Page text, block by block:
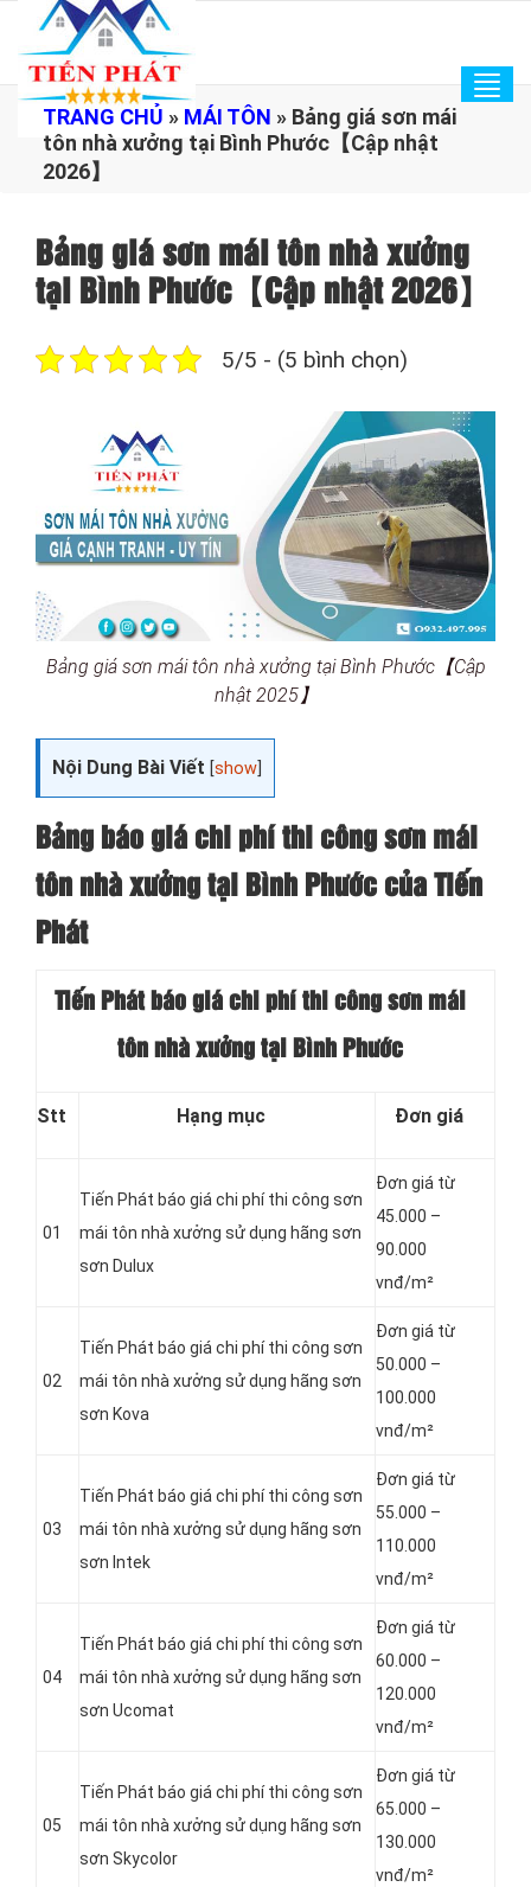
TRANG CHỦ » MÁI TÔN » Bảng giá sơn mái
tôn nhà xưởng tại Bình Phước【Cập nhật
2026】
Bảng giá sơn mái tôn nhà xưởng
tại Bình Phước【Cập nhật 2026】
5/5 - (5 bình chọn)
Bảng giá sơn mái tôn nhà xưởng tại Bình Phước【Cập
nhật 2025】
Nội Dung Bài Viết [show
Bảng báo giá chi phí thi công sơn mái
tôn nhà xưởng tại Bình Phước của Tiến
Phát
Tiến Phát báo giá chi phí thi công sơn mái
tôn nhà xưởng tại Bình Phước
Stt Hạng mục Đơn giá
01
Tiến Phát báo giá chi phí thi công sơn
mái tôn nhà xưởng sử dụng hãng sơn
sơn Dulux
Đơn giá từ
45.000 –
90.000
vnđ/m²
02
Tiến Phát báo giá chi phí thi công sơn
mái tôn nhà xưởng sử dụng hãng sơn
sơn Kova
Đơn giá từ
50.000 –
100.000
vnđ/m²
03
Tiến Phát báo giá chi phí thi công sơn
mái tôn nhà xưởng sử dụng hãng sơn
sơn Intek
Đơn giá từ
55.000 –
110.000
vnđ/m²
04
Tiến Phát báo giá chi phí thi công sơn
mái tôn nhà xưởng sử dụng hãng sơn
sơn Ucomat
Đơn giá từ
60.000 –
120.000
vnđ/m²
05
Tiến Phát báo giá chi phí thi công sơn
mái tôn nhà xưởng sử dụng hãng sơn
sơn Skycolor
Đơn giá từ
65.000 –
130.000
vnđ/m²